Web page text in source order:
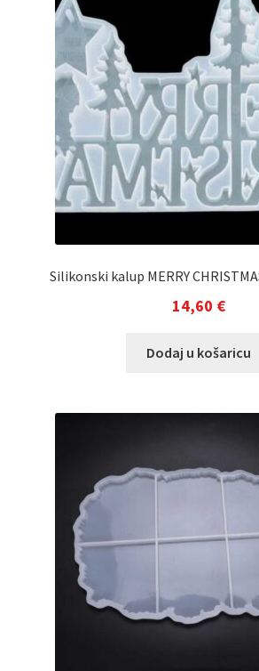
Silikonski kalup MERRY
14,60 €
Dodaj u košaricu